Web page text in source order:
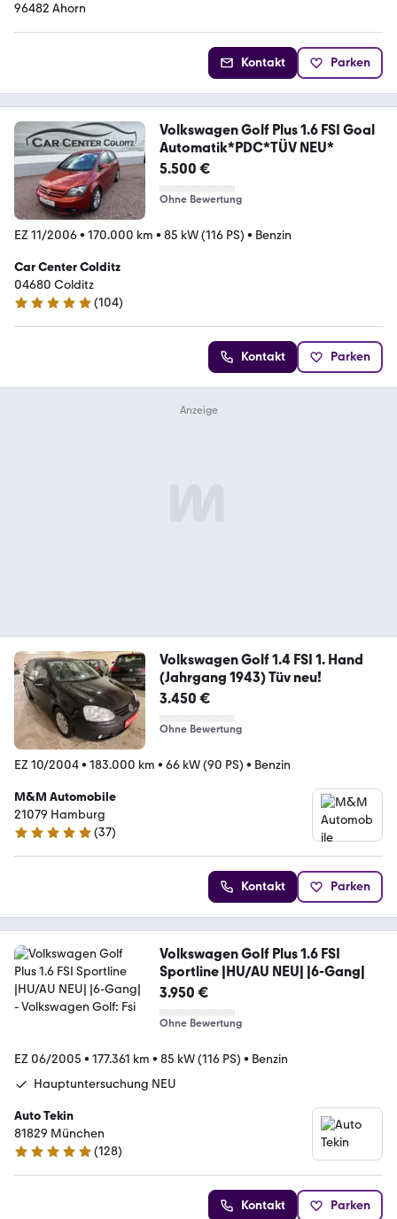
96482 Ahorn
Kontakt Parken
Volkswagen Golf Plus 1.6 FSI Goal
Automatik*PDC*TÜV NEU*
5.500 €
Ohne Bewertung
EZ 11/2006• 170.000 km • 85 kW (116 PS) • Benzin
Car Center Colditz
04680 Colditz
5 Sterne
(104)
Kontakt Parken
Volkswagen Golf 1.4 FSI 1. Hand
(Jahrgang 1943) Tüv neu!
3.450 €
Ohne Bewertung
EZ 10/2004• 183.000 km • 66 kW (90 PS) • Benzin
M&M Automobile
21079 Hamburg
4.9 Sterne
(37)
Kontakt Parken
Volkswagen Golf Plus 1.6 FSI
Sportline |HU/AU NEU| |6-Gang|
3.950 €
Ohne Bewertung
EZ 06/2005 • 177.361 km • 85 kW (116 PS) • Benzin
Hauptuntersuchung NEU
Auto Tekin
81829 München
4.8 Sterne
(128)
Kontakt Parken